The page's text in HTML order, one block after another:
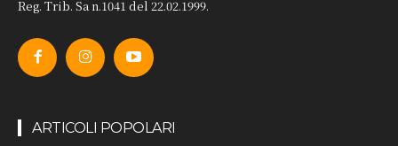
Reg. Trib. Sa n.1041 del 22.02.1999.
ARTICOLI POPOLARI